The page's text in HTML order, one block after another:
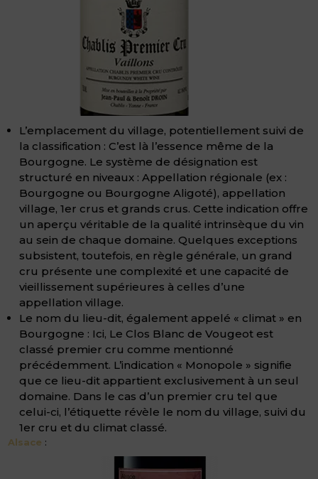
L’emplacement du village, potentiellement suivi de
la classification : C’est là l’essence même de la
Bourgogne. Le système de désignation est
structuré en niveaux : Appellation régionale (ex :
Bourgogne ou Bourgogne Aligoté), appellation
village, 1er crus et grands crus. Cette indication offre
un aperçu véritable de la qualité intrinsèque du vin
au sein de chaque domaine. Quelques exceptions
subsistent, toutefois, en règle générale, un grand
cru présente une complexité et une capacité de
vieillissement supérieures à celles d’une
appellation village.
Le nom du lieu-dit, également appelé « climat » en
Bourgogne : Ici, Le Clos Blanc de Vougeot est
classé premier cru comme mentionné
précédemment. L’indication « Monopole » signifie
que ce lieu-dit appartient exclusivement à un seul
domaine. Dans le cas d’un premier cru tel que
celui-ci, l’étiquette révèle le nom du village, suivi du
1er cru et du climat classé.
Alsace :